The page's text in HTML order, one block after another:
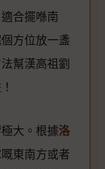
適合擺喺南
方位放一盞
幫漢高祖劉
大。根據洛
東南方或者